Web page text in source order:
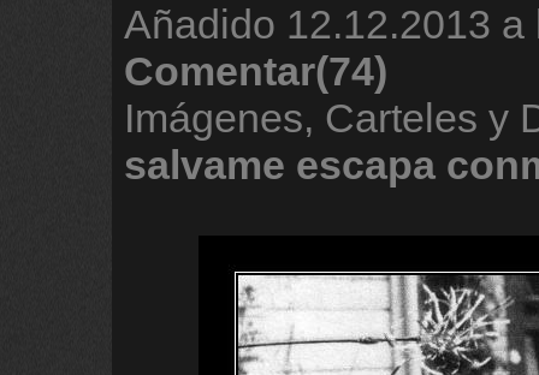
Añadido 12.12.2013 a
Comentar(74)
Imágenes, Carteles y
salvame escapa